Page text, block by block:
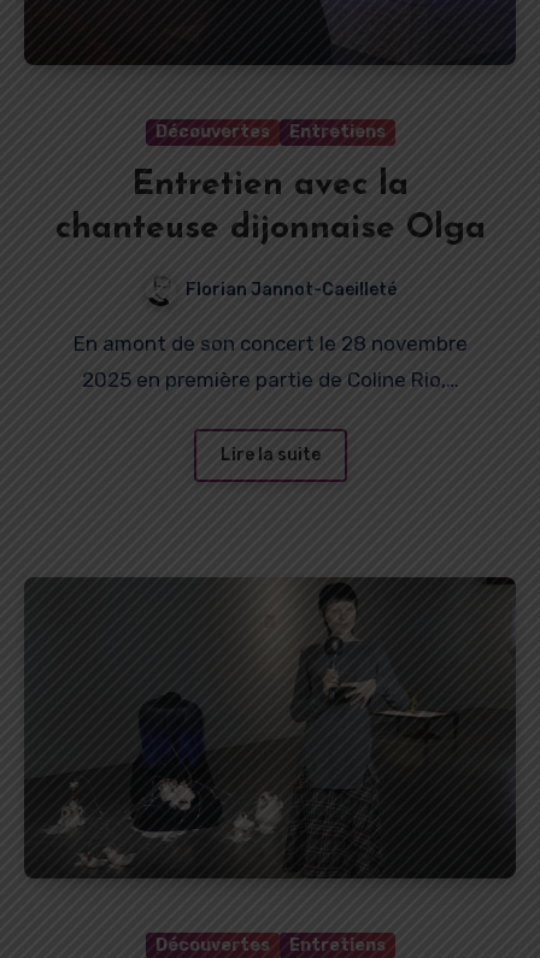
Découvertes Entretiens
Entretien avec la
chanteuse dijonnaise Olga
Florian Jannot-Caeilleté
En amont de son concert le 28 novembre
2025 en première partie de Coline Rio,…
Lire la suite
Découvertes Entretiens